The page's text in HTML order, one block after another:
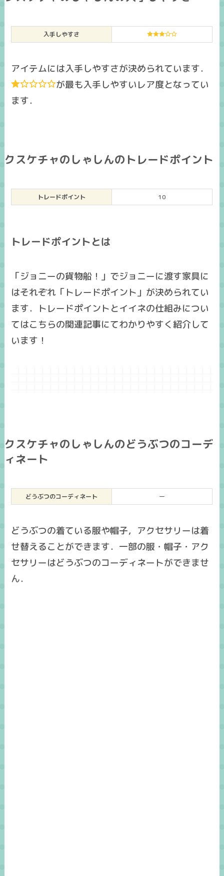
入手しやすさ
アイテムには入手しやすさが決められています．
が最も入手しやすいレア度となってい
ます．
クスケチャのしゃしんのトレードポイント
トレードポイント 10
トレードポイントとは
「ジョニーの貨物船！」でジョニーに渡す家具に
はそれぞれ「トレードポイント」が決められてい
ます．トレードポイントとイイネの仕組みについ
てはこちらの関連記事にてわかりやすく紹介して
います！
クスケチャのしゃしんのどうぶつのコーデ
ィネート
どうぶつのコーディネート ー
どうぶつの着ている服や帽子，アクセサリーは着
せ替えることができます．一部の服・帽子・アク
セサリーはどうぶつのコーディネートができませ
ん．